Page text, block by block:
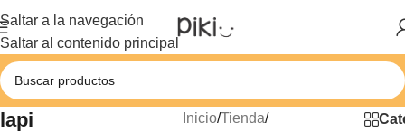
Saltar a la navegación
Saltar al contenido principal
lapi Inicio/Tienda/